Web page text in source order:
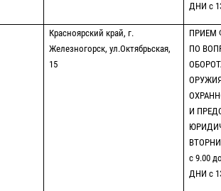
ДНИ с
Красноярский край, г.
Железногорск, ул.Октябрьская,
15
ПРИЕМ
ПО
И
с 9.00
ДНИ с